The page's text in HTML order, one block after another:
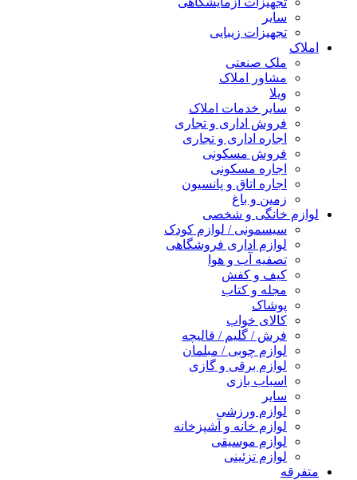
سایر
تجهیزات زیبایی
املاک
ملک صنعتی
مشاور املاک
ویلا
سایر خدمات املاک
فروش اداری و تجاری
اجاره اداری و تجاری
فروش مسکونی
اجاره مسکونی
اجاره اتاق و پانسیون
زمین و باغ
لوازم خانگی و شخصی
سیسمونی / لوازم کودک
لوازم اداری فروشگاهی
تصفیه آب و هوا
کیف و کفش
مجله و کتاب
پوشاک
کالای خواب
فرش / گلیم / قالیچه
لوازم چوبی / مبلمان
لوازم برقی و گازی
اسباب بازی
سایر
لوازم ورزشی
لوازم خانه و آشپزخانه
لوازم موسیقی
لوازم تزئینی
متفرقه